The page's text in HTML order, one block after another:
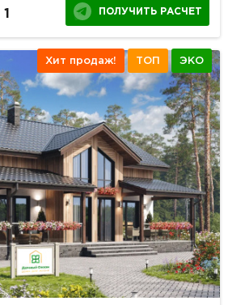
1 ПОЛУЧИТЬ РАСЧЕТ
Хит продаж! ТОП ЭКО